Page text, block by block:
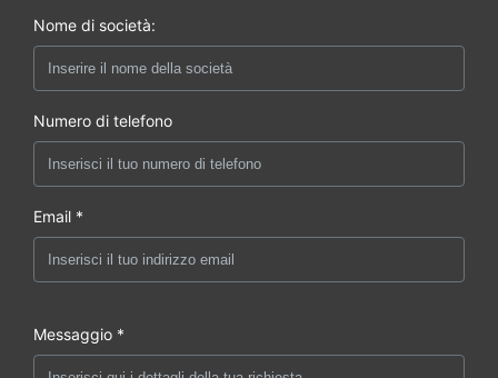
Nome di società:
Numero di telefono
Email *
Messaggio *